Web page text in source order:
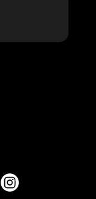
Instagram